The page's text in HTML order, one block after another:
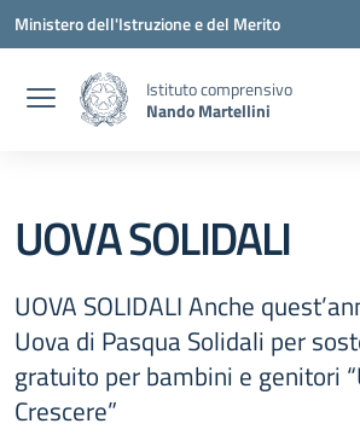
Vai ai contenuti
Vai al menu di navigazione
Vai al footer
Ministero dell'Istruzione e del Merito
Istituto comprensivo
Nando Martellini
UOVA SOLIDALI
UOVA SOLIDALI Anche
Uova di Pasqua Solidali per
gratuito per bambini e genitori
Crescere”